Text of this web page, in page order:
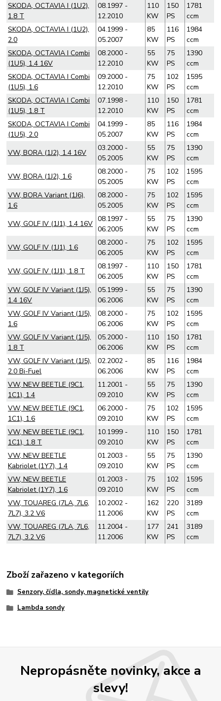
SKODA, OCTAVIA I (1U2),
1.8 T
08.1997 -
12.2010
110
KW
150
PS
1781
ccm
SKODA, OCTAVIA I (1U2),
2.0
04.1999 -
05.2007
85
KW
116
PS
1984
ccm
SKODA, OCTAVIA I Combi
(1U5), 1.4 16V
08.2000 -
12.2010
55
KW
75
PS
1390
ccm
SKODA, OCTAVIA I Combi
(1U5), 1.6
09.2000 -
12.2010
75
KW
102
PS
1595
ccm
SKODA, OCTAVIA I Combi
(1U5), 1.8 T
07.1998 -
12.2010
110
KW
150
PS
1781
ccm
SKODA, OCTAVIA I Combi
(1U5), 2.0
04.1999 -
05.2007
85
KW
116
PS
1984
ccm
VW, BORA (1J2), 1.4 16V
03.2000 -
05.2005
55
KW
75
PS
1390
ccm
VW, BORA (1J2), 1.6
08.2000 -
05.2005
75
KW
102
PS
1595
ccm
VW, BORA Variant (1J6),
1.6
08.2000 -
05.2005
75
KW
102
PS
1595
ccm
VW, GOLF IV (1J1), 1.4 16V
08.1997 -
06.2005
55
KW
75
PS
1390
ccm
VW, GOLF IV (1J1), 1.6
08.2000 -
06.2005
75
KW
102
PS
1595
ccm
VW, GOLF IV (1J1), 1.8 T
08.1997 -
06.2005
110
KW
150
PS
1781
ccm
VW, GOLF IV Variant (1J5),
1.4 16V
05.1999 -
06.2006
55
KW
75
PS
1390
ccm
VW, GOLF IV Variant (1J5),
1.6
08.2000 -
06.2006
75
KW
102
PS
1595
ccm
VW, GOLF IV Variant (1J5),
1.8 T
05.2000 -
06.2006
110
KW
150
PS
1781
ccm
VW, GOLF IV Variant (1J5),
2.0 Bi-Fuel
02.2002 -
06.2006
85
KW
116
PS
1984
ccm
VW, NEW BEETLE (9C1,
1C1), 1.4
11.2001 -
09.2010
55
KW
75
PS
1390
ccm
VW, NEW BEETLE (9C1,
1C1), 1.6
06.2000 -
09.2010
75
KW
102
PS
1595
ccm
VW, NEW BEETLE (9C1,
1C1), 1.8 T
10.1999 -
09.2010
110
KW
150
PS
1781
ccm
VW, NEW BEETLE
Kabriolet (1Y7), 1.4
01.2003 -
09.2010
55
KW
75
PS
1390
ccm
VW, NEW BEETLE
Kabriolet (1Y7), 1.6
01.2003 -
09.2010
75
KW
102
PS
1595
ccm
VW, TOUAREG (7LA, 7L6,
7L7), 3.2 V6
10.2002 -
11.2006
162
KW
220
PS
3189
ccm
VW, TOUAREG (7LA, 7L6,
7L7), 3.2 V6
11.2004 -
11.2006
177
KW
241
PS
3189
ccm
Zboží zařazeno v kategoriích
Senzory, čídla, sondy, magnetické ventily
Lambda sondy
Nepropásněte novinky, akce a
slevy!